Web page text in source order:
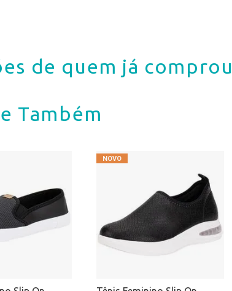
de quem já comprou
Também